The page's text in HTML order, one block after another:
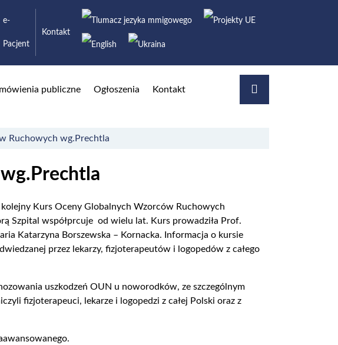
e-
Pacjent
Kontakt
publiczne Ogłoszenia Kontakt
Ruchowych wg.Prechtla
Kurs Oceny Globalnych Wzorców Ruchowych
Szpital współprcuje od wielu lat. Kurs prowadziła Prof.
Katarzyna Borszewska – Kornacka. Informacja o kursie
przez lekarzy, fizjoterapeutów i logopedów z całego
uszkodzeń OUN u noworodków, ze szczególnym
fizjoterapeuci, lekarze i logopedzi z całej Polski oraz z